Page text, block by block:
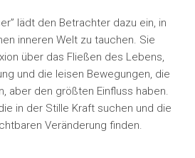
lädt den Betrachter dazu ein, in
inneren Welt zu tauchen. Sie
über das Fließen des Lebens,
und die leisen Bewegungen, die
aber den größten Einfluss haben.
in der Stille Kraft suchen und die
Veränderung finden.